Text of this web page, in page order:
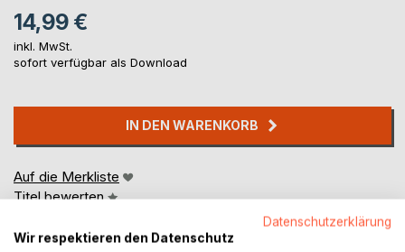
14,99 €
inkl. MwSt.
sofort verfügbar als Download
IN DEN WARENKORB
Auf die Merkliste
Titel bewerten
Datenschutzerklärung
Wir respektieren den Datenschutz